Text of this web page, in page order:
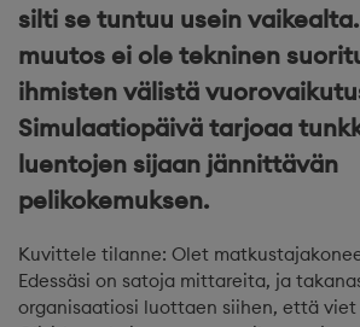
silti se tuntuu usein
muutos ei ole tekninen
ihmisten välistä
Simulaatiopäivä tarjoaa
luentojen sijaan jännittävän
pelikokemuksen.
Kuvittele tilanne: Olet
Edessäsi on satoja mittareita, ja
organisaatiosi luottaen siihen, että